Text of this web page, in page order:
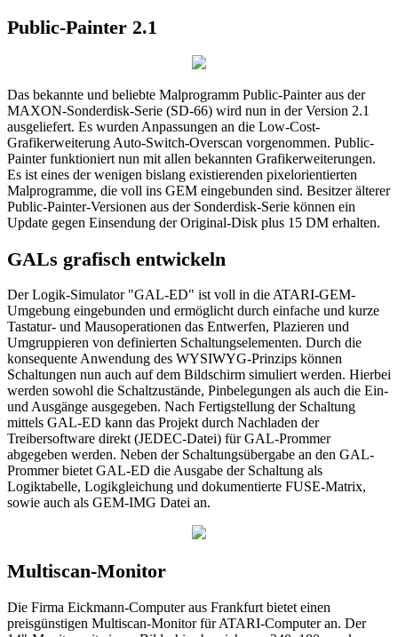
Public-Painter 2.1
Das bekannte und beliebte Malprogramm Public-Painter aus der
MAXON-Sonderdisk-Serie (SD-66) wird nun in der Version 2.1
ausgeliefert. Es wurden Anpassungen an die Low-Cost-
Grafikerweiterung Auto-Switch-Overscan vorgenommen. Public-
Painter funktioniert nun mit allen bekannten Grafikerweiterungen.
Es ist eines der wenigen bislang existierenden pixelorientierten
Malprogramme, die voll ins GEM eingebunden sind. Besitzer älterer
Public-Painter-Versionen aus der Sonderdisk-Serie können ein
Update gegen Einsendung der Original-Disk plus 15 DM erhalten.
GALs grafisch entwickeln
Der Logik-Simulator "GAL-ED" ist voll in die ATARI-GEM-
Umgebung eingebunden und ermöglicht durch einfache und kurze
Tastatur- und Mausoperationen das Entwerfen, Plazieren und
Umgruppieren von definierten Schaltungselementen. Durch die
konsequente Anwendung des WYSIWYG-Prinzips können
Schaltungen nun auch auf dem Bildschirm simuliert werden. Hierbei
werden sowohl die Schaltzustände, Pinbelegungen als auch die Ein-
und Ausgänge ausgegeben. Nach Fertigstellung der Schaltung
mittels GAL-ED kann das Projekt durch Nachladen der
Treibersoftware direkt (JEDEC-Datei) für GAL-Prommer
abgegeben werden. Neben der Schaltungsübergabe an den GAL-
Prommer bietet GAL-ED die Ausgabe der Schaltung als
Logiktabelle, Logikgleichung und dokumentierte FUSE-Matrix,
sowie auch als GEM-IMG Datei an.
Multiscan-Monitor
Die Firma Eickmann-Computer aus Frankfurt bietet einen
preisgünstigen Multiscan-Monitor für ATARI-Computer an. Der